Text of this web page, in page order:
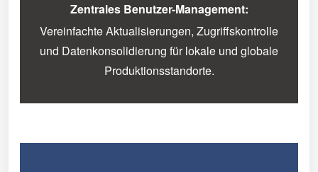
Zentrales Benutzer-Management:
Vereinfachte Aktualisierungen, Zugriffskontrolle
und Datenkonsolidierung für lokale und globale
Produktionsstandorte.